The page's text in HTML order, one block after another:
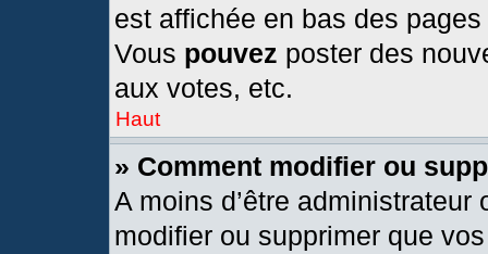
est affichée en bas des
Vous pouvez poster des
aux votes, etc.
Haut
» Comment modifier ou
A moins d’être
modifier ou supprimer que